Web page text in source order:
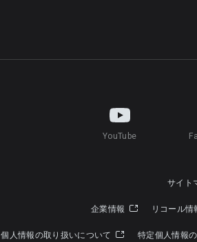
YouTube
サイト
企業情報 リコール
個人情報の取り扱いについて 特定個人情報